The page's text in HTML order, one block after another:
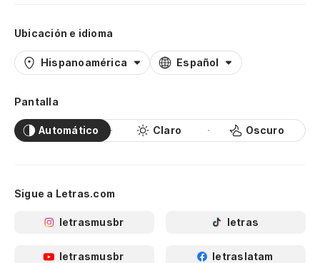
Ubicación e idioma
Hispanoamérica Español
Pantalla
Automático Claro Oscuro
Sigue a Letras.com
letrasmusbr letras
letrasmusbr letraslatam